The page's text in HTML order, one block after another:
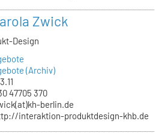
Zwick
Design
(Archiv)
47705 370
berlin.de
interaktion-produktdesign-khb.de